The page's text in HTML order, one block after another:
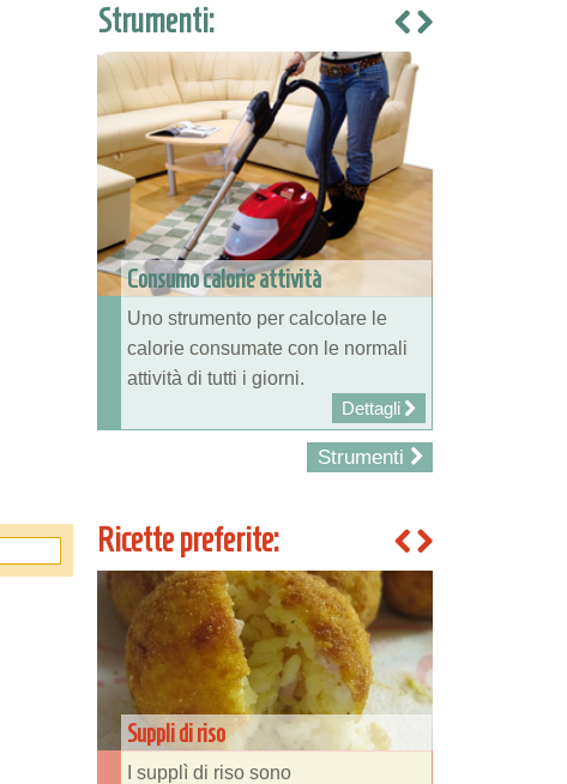
Strumenti:
Consumo calorie attività
Uno strumento per calcolare le
calorie consumate con le normali
attività di tutti i giorni.
Dettagli
Strumenti
Ricette preferite:
Suppli di riso
I supplì di riso sono